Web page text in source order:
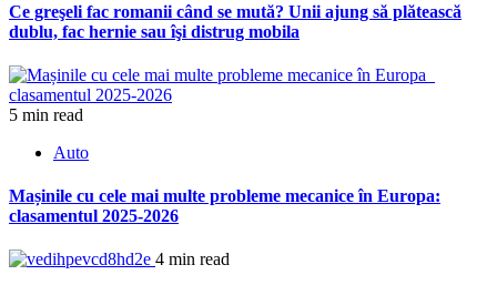
Ce greşeli fac romanii când se mută? Unii ajung să plătească
dublu, fac hernie sau îşi distrug mobila
5 min read
Auto
Mașinile cu cele mai multe probleme mecanice în Europa:
clasamentul 2025-2026
4 min read